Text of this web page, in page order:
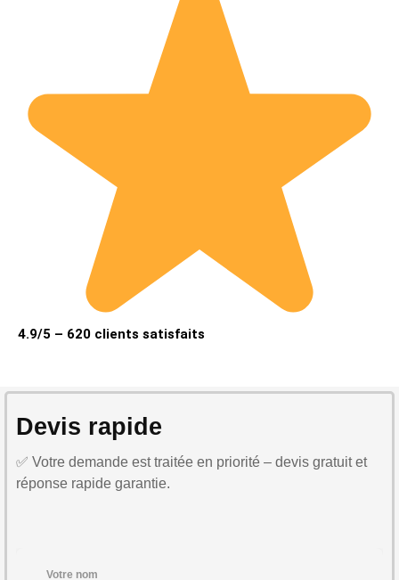
4.9/5 – 620 clients satisfaits
Devis rapide
✅ Votre demande est traitée en priorité – devis gratuit et
réponse rapide garantie.
Votre nom